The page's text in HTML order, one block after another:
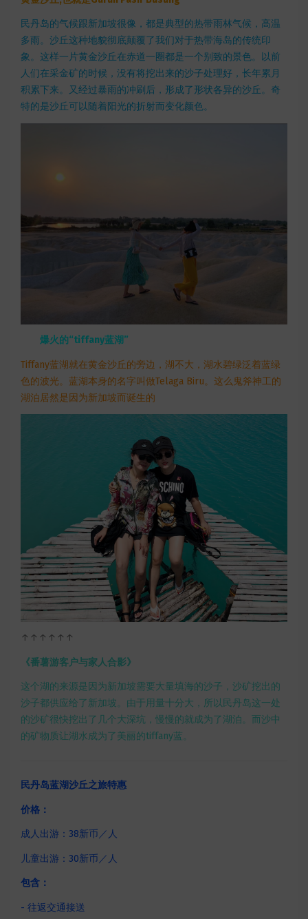
民丹岛的气候跟新加坡很像，都是典型的热带雨林气候，高温
多雨。沙丘这种地貌彻底颠覆了我们对于热带海岛的传统印
象。这样一片黄金沙丘在赤道一圈都是一个别致的景色。以前
人们在采金矿的时候，没有将挖出来的沙子处理好，长年累月
积累下来。又经过暴雨的冲刷后，形成了形状各异的沙丘。奇
特的是沙丘可以随着阳光的折射而变化颜色。
爆火的“tiffany蓝湖”
Tiffany蓝湖就在黄金沙丘的旁边，湖不大，湖水碧绿泛着蓝绿
色的波光。蓝湖本身的名字叫做Telaga Biru。这么鬼斧神工的
湖泊居然是因为新加坡而诞生的
↑↑↑↑↑↑
《番薯游客户与家人合影》
这个湖的来源是因为新加坡需要大量填海的沙子，沙矿挖出的
沙子都供应给了新加坡。由于用量十分大，所以民丹岛这一处
的沙矿很快挖出了几个大深坑，慢慢的就成为了湖泊。而沙中
的矿物质让湖水成为了美丽的tiffany蓝。
民丹岛蓝湖沙丘之旅特惠
价格：
成人出游：38新币／人
儿童出游：30新币／人
包含：
- 往返交通接送